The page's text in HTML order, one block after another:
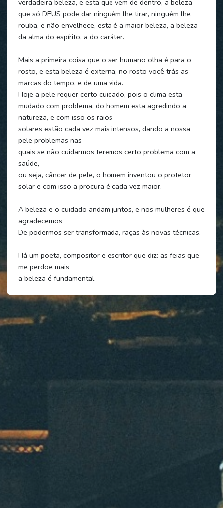
verdadeira beleza, e esta que vem de dentro, a beleza
que só DEUS pode dar ninguém lhe tirar, ninguém lhe
rouba, e não envelhece, esta é a maior beleza, a beleza
da alma do espírito, a do caráter.
Mais a primeira coisa que o ser humano olha é para o
rosto, e esta beleza é externa, no rosto você trás as
marcas do tempo, e de uma vida.
Hoje a pele requer certo cuidado, pois o clima esta
mudado com problema, do homem esta agredindo a
natureza, e com isso os raios
solares estão cada vez mais intensos, dando a nossa
pele problemas nas
quais se não cuidarmos teremos certo problema com a
saúde,
ou seja, câncer de pele, o homem inventou o protetor
solar e com isso a procura é cada vez maior.
A beleza e o cuidado andam juntos, e nos mulheres é que
agradecemos
De podermos ser transformada, raças às novas técnicas.
Há um poeta, compositor e escritor que diz: as feias que
me perdoe mais
a beleza é fundamental.